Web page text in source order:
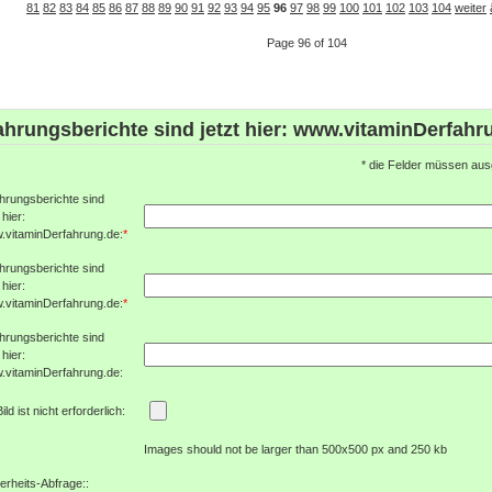
81 82 83 84 85 86 87 88 89 90 91 92 93 94 95 96 97 98 99 100 101 102 103 104 weiter
Page 96 of 104
sind jetzt hier:
* die Felder müssen
sind
*
sind
*
sind
ist nicht erforderlich:
Images should not be larger than 500x500 px and 250 kb
Abfrage::